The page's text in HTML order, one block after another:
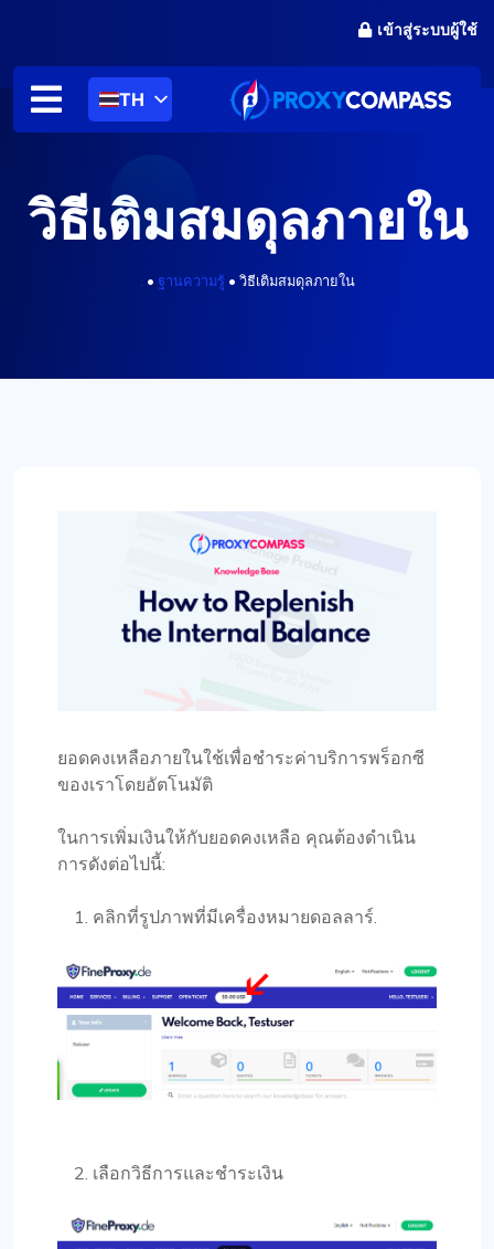
เนื้อหา
เข้าสู่ระบบผู้ใช้
TH
วิธีเติมสมดุลภายใน
• ฐานความรู้• วิธีเติมสมดุลภายใน
ยอดคงเหลือภายในใช้เพื่อชำระค่าบริการพร็อกซี
ของเราโดยอัตโนมัติ
ในการเพิ่มเงินให้กับยอดคงเหลือ คุณต้องดำเนิน
การดังต่อไปนี้:
คลิกที่รูปภาพที่มีเครื่องหมายดอลลาร์.
เลือกวิธีการและชำระเงิน